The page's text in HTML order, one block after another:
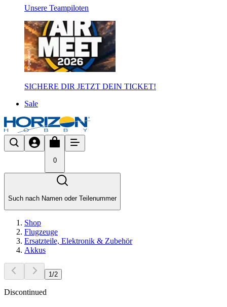
Unsere Teampiloten
SICHERE DIR JETZT DEIN TICKET!
Sale
0
Such nach Namen oder Teilenummer
Shop
Flugzeuge
Ersatzteile, Elektronik & Zubehör
Akkus
1/2
Discontinued